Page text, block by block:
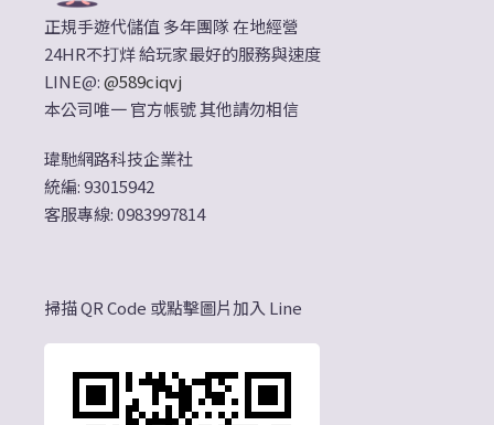
正規手遊代儲值 多年團隊 在地經營
24HR不打烊 給玩家最好的服務與速度
LINE@:@589ciqvj
本公司唯一 官方帳號 其他請勿相信
瑋馳網路科技企業社
統編: 93015942
客服專線: 0983997814
掃描 QR Code 或點擊圖片加入 Line